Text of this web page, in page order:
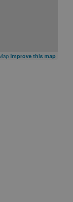
Improve this map